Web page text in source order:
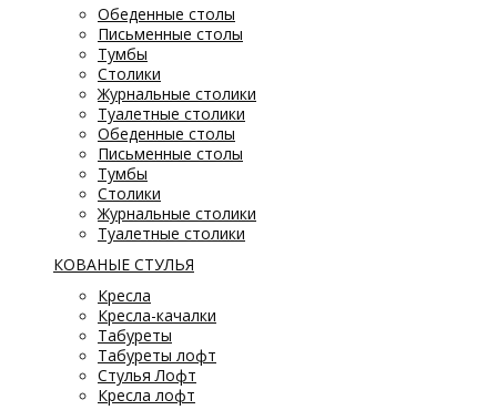
Обеденные столы
Письменные столы
Тумбы
Столики
Журнальные столики
Туалетные столики
Обеденные столы
Письменные столы
Тумбы
Столики
Журнальные столики
Туалетные столики
КОВАНЫЕ СТУЛЬЯ
Кресла
Кресла-качалки
Табуреты
Табуреты лофт
Стулья Лофт
Кресла лофт